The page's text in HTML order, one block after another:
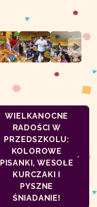
WIELKANOCNE
RADOŚCI W
PRZEDSZKOLU:
KOLOROWE
PISANKI, WESOŁE
KURCZAKI I
PYSZNE
ŚNIADANIE!